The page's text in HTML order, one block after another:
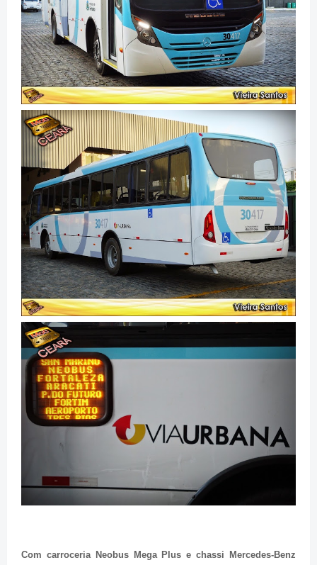
Com carroceria Neobus Mega Plus e chassi Mercedes-Benz